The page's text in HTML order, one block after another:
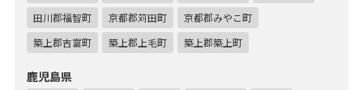
田川郡福智町
京都郡苅田町
京都郡みやこ町
築上郡吉富町
築上郡上毛町 築上郡築上町
鹿児島県